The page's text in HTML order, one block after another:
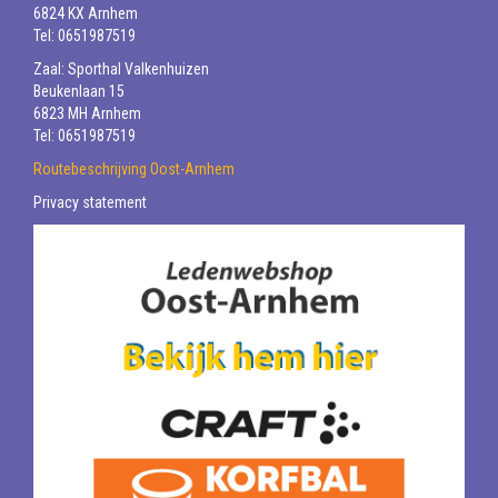
6824 KX Arnhem
Tel: 0651987519
Zaal: Sporthal Valkenhuizen
Beukenlaan 15
6823 MH Arnhem
Tel: 0651987519
Routebeschrijving Oost-Arnhem
Privacy statement